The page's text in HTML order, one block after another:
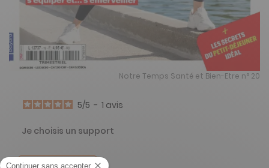
Notre Temps Santé et Bien-Etre n° 20
5/5 - 1 avis
Je choisis un support